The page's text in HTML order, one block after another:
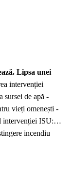
Lipsa unei
intervenției
sursei de apă -
vieți omenești -
intervenției ISU:
incendiu